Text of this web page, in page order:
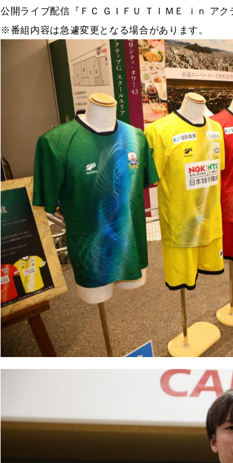
公開ライブ配信『ＦＣ ＧＩＦＵ ＴＩＭＥ ｉｎ アク
※番組内容は急遽変更となる場合があります。